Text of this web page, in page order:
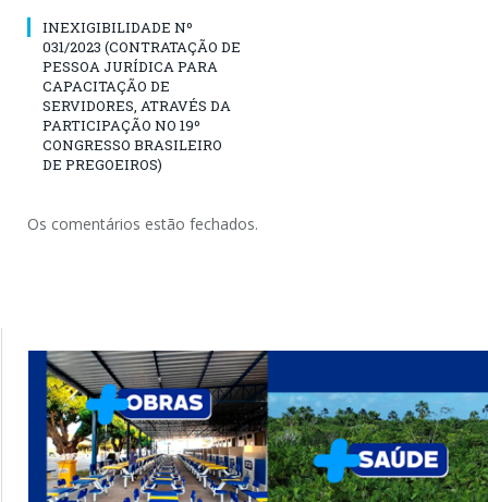
INEXIGIBILIDADE Nº
031/2023 (CONTRATAÇÃO DE
PESSOA JURÍDICA PARA
CAPACITAÇÃO DE
SERVIDORES, ATRAVÉS DA
PARTICIPAÇÃO NO 19º
CONGRESSO BRASILEIRO
DE PREGOEIROS)
Os comentários estão fechados.